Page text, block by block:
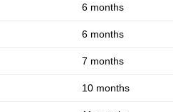
6 months
6 months
7 months
10 months